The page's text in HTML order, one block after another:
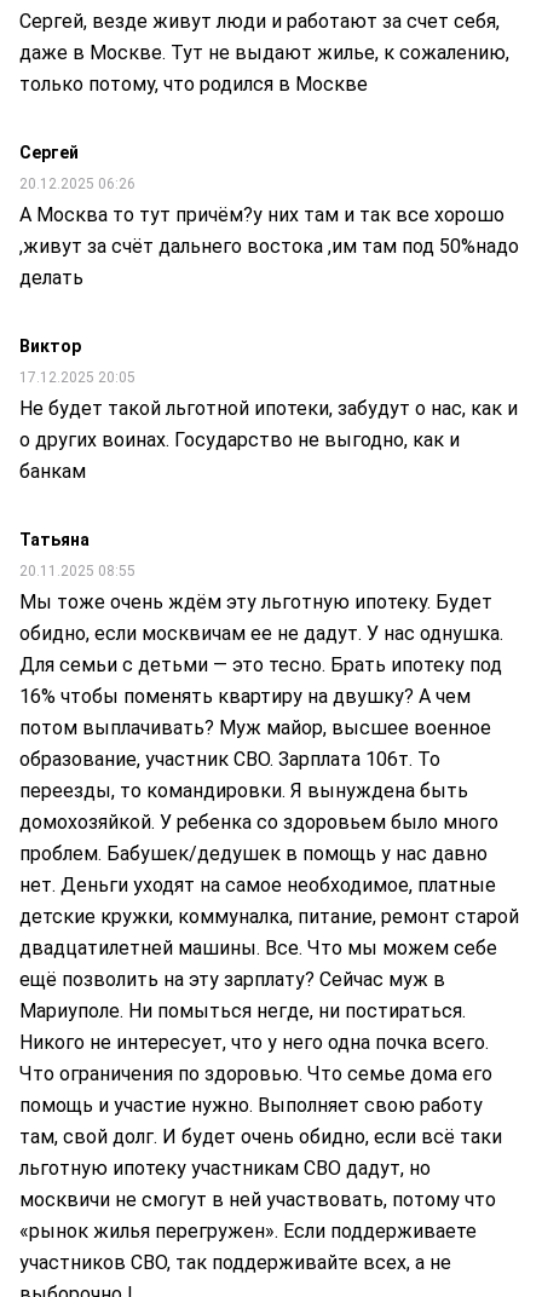
Сергей, везде живут люди и работают за счет себя,
даже в Москве. Тут не выдают жилье, к сожалению,
только потому, что родился в Москве
Сергей
20.12.2025 06:26
А Москва то тут причём?у них там и так все хорошо
,живут за счёт дальнего востока ,им там под 50%надо
делать
Виктор
17.12.2025 20:05
Не будет такой льготной ипотеки, забудут о нас, как и
о других воинах. Государство не выгодно, как и
банкам
Татьяна
20.11.2025 08:55
Мы тоже очень ждём эту льготную ипотеку. Будет
обидно, если москвичам ее не дадут. У нас однушка.
Для семьи с детьми — это тесно. Брать ипотеку под
16% чтобы поменять квартиру на двушку? А чем
потом выплачивать? Муж майор, высшее военное
образование, участник СВО. Зарплата 106т. То
переезды, то командировки. Я вынуждена быть
домохозяйкой. У ребенка со здоровьем было много
проблем. Бабушек/дедушек в помощь у нас давно
нет. Деньги уходят на самое необходимое, платные
детские кружки, коммуналка, питание, ремонт старой
двадцатилетней машины. Все. Что мы можем себе
ещё позволить на эту зарплату? Сейчас муж в
Мариуполе. Ни помыться негде, ни постираться.
Никого не интересует, что у него одна почка всего.
Что ограничения по здоровью. Что семье дома его
помощь и участие нужно. Выполняет свою работу
там, свой долг. И будет очень обидно, если всё таки
льготную ипотеку участникам СВО дадут, но
москвичи не смогут в ней участвовать, потому что
«рынок жилья перегружен». Если поддерживаете
участников СВО, так поддерживайте всех, а не